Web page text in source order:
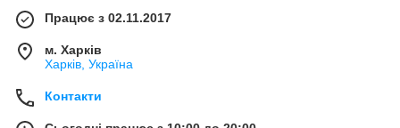
Працює з 02.11.2017
м. Харків
Харків, Україна
Контакти